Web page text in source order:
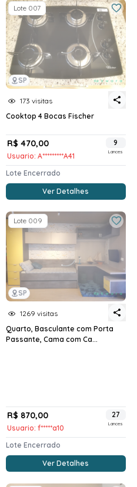
SP
Lote 007
173 visitas
Cooktop 4 Bocas Fischer
R$ 470,00
Usuario: A*********A41
9
Lances
Lote Encerrado
Ver Detalhes
SP
Lote 009
1269 visitas
Quarto, Basculante com Porta
Passante, Cama com Ca...
R$ 870,00
Usuario: f*****a10
27
Lances
Lote Encerrado
Ver Detalhes